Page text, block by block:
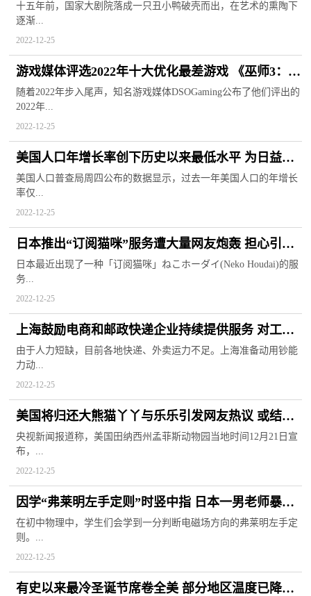
云曦灵技术支持
十五年前，国家大剧院落成一只丑小鸭破壳而出，在艺术的熏陶下
逐渐...
2022-12-25
游戏媒体评选2022年十大优化最差游戏 《巫师3：狂
猎》次时代版上榜
随着2022年步入尾声，知名游戏媒体DSOGaming公布了他们评出的
2022年...
2022-12-25
美国人口年增长率创下历史以来最低水平 为日益紧
张的劳动力市场增添压力
美国人口普查局周四公布的数据显示，过去一年美国人口的年增长
率仅...
2022-12-25
日本推出“订阅猫咪”服务遭大量网友炮轰 担心引发
猫咪的身心疾病
日本最近出现了一种「订阅猫咪」ねこホーダイ(Neko Houdai)的服
务...
2022-12-25
上海鼓励电商和邮政快递企业持续提供服务 对工作
人员每日补贴60元
由于人力短缺，目前各地快递、外卖运力不足。上海准备动用钞能
力动...
2022-12-25
美国将归还大熊猫丫丫与乐乐引发网友热议 或结束
20年租借期
央视新闻报道称，美国田纳西州孟菲斯动物园当地时间12月21日宣
布，...
2022-12-25
因学“弗莱明左手定则”时竖中指 日本一男老师暴打
初二学生
在初中物理中，学生们会学到一分判断电磁场方向的弗莱明左手定
则。...
2022-12-25
有史以来最冷圣诞节席卷全美 部分地区温度已降至